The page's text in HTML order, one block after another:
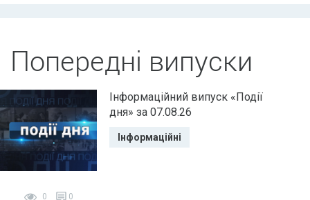
Попередні випуски
0 0
Інформаційний випуск «Події
дня» за 07.08.26
Інформаційні